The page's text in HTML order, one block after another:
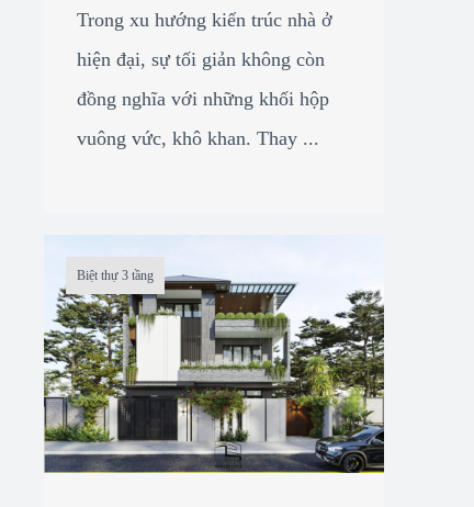
Trong xu hướng kiến trúc nhà ở
hiện đại, sự tối giản không còn
đồng nghĩa với những khối hộp
vuông vức, khô khan. Thay ...
Biệt thự 3 tầng